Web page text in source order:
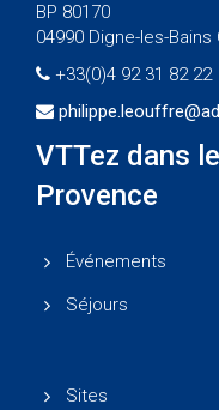
BP 80170
04990 Digne-les-Bains
+33(0)4 92 31 82 22
VTTez dans
Provence
Événements
Séjours
Sites